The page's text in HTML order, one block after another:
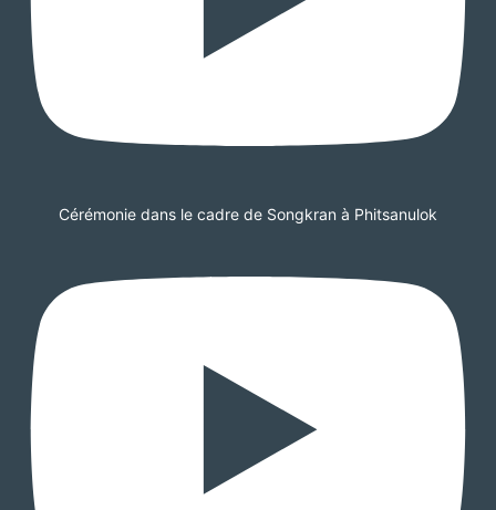
Cérémonie dans le cadre de Songkran à Phitsanulok